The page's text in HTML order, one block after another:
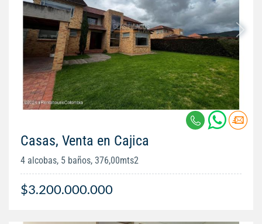
Casas, Venta en Cajica
4 alcobas, 5 baños, 376,00mts2
$3.200.000.000